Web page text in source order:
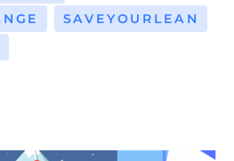
SAVEYOURLEAN